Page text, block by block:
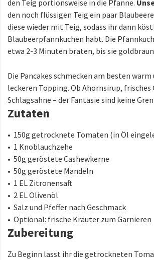
den Teig portionsweise in die Pfanne.
den noch flüssigen Teig ein paar
diese wieder mit Teig, sodass ihr dann
Blaubeerpfannkuchen habt. Die
etwa 2-3 Minuten braten, bis sie
Die Pancakes schmecken am besten
leckeren Topping. Ob Ahornsirup, frisches
Schlagsahne – der Fantasie sind keine
Zutaten
• 150g getrocknete Tomaten (in Öl
• 1 Knoblauchzehe
• 50g geröstete Cashewkerne
• 50g geröstete Mandeln
• 1 EL Zitronensaft
• 2 EL Olivenöl
• Salz und Pfeffer nach Geschmack
• Optional: frische Kräuter zum Garnieren
Zubereitung
Zu Beginn lasst ihr die getrockneten